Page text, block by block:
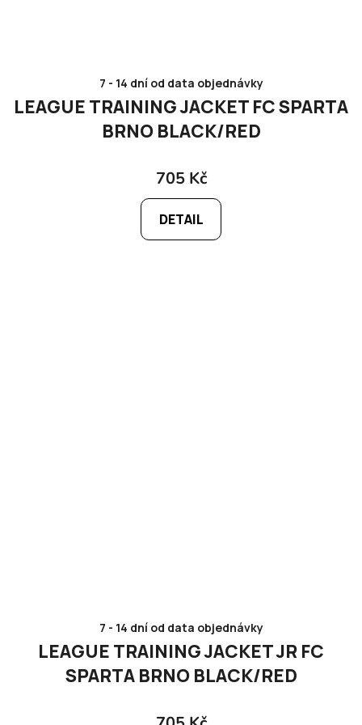
7 - 14 dní od data objednávky
LEAGUE TRAINING JACKET FC SPARTA
BRNO BLACK/RED
705 Kč
DETAIL
7 - 14 dní od data objednávky
LEAGUE TRAINING JACKET JR FC
SPARTA BRNO BLACK/RED